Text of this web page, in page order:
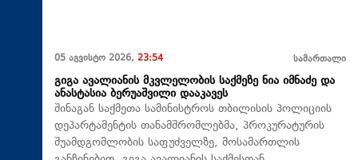
05 აგვისტო 2026, 23:54 სამართალი
გიგა ავალიანის მკვლელობის საქმეზე ნია იმნაძე და
ანასტასია ბერუაშვილი დააკავეს
შინაგან საქმეთა სამინისტროს თბილისის პოლიციის
დეპარტამენტის თანამშრომლებმა, პროკურატურის
შუამდგომლობის საფუძველზე, მოსამართლის